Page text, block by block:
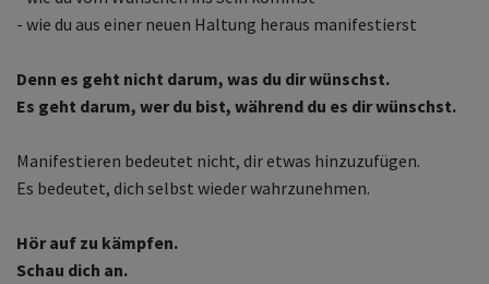
- wie du aus einer neuen Haltung heraus manifestierst
Denn es geht nicht darum, was du dir wünschst.
Es geht darum, wer du bist, während du es dir wünschst.
Manifestieren bedeutet nicht, dir etwas hinzuzufügen.
Es bedeutet, dich selbst wieder wahrzunehmen.
Hör auf zu kämpfen.
Schau dich an.